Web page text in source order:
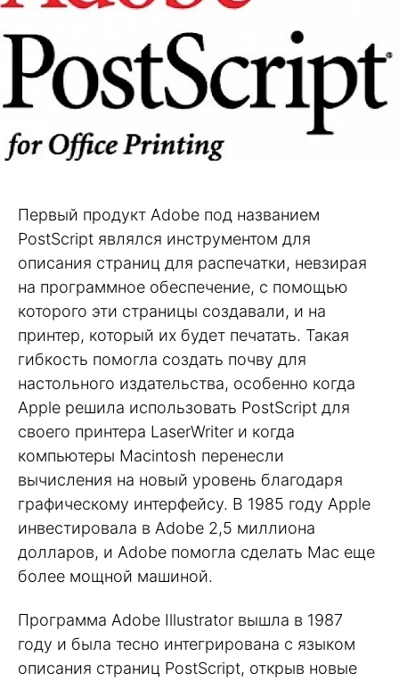
Первый продукт Adobe под названием
PostScript являлся инструментом для
описания страниц для распечатки, невзирая
на программное обеспечение, с помощью
которого эти страницы создавали, и на
принтер, который их будет печатать. Такая
гибкость помогла создать почву для
настольного издательства, особенно когда
Apple решила использовать PostScript для
своего принтера LaserWriter и когда
компьютеры Macintosh перенесли
вычисления на новый уровень благодаря
графическому интерфейсу. В 1985 году Apple
инвестировала в Adobe 2,5 миллиона
долларов, и Adobe помогла сделать Mac еще
более мощной машиной.
Программа Adobe Illustrator вышла в 1987
году и была тесно интегрирована с языком
описания страниц PostScript, открыв новые